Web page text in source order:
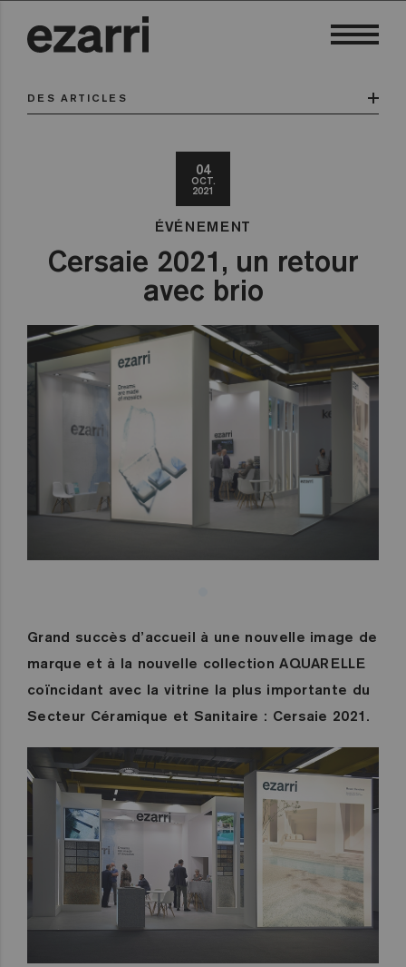
DES ARTICLES
04
OCT.
2021
ÉVÉNEMENT
Cersaie 2021, un retour
avec brio
Grand succès d’accueil à une nouvelle image de
marque et à la nouvelle collection AQUARELLE
coïncidant avec la vitrine la plus importante du
Secteur Céramique et Sanitaire : Cersaie 2021.